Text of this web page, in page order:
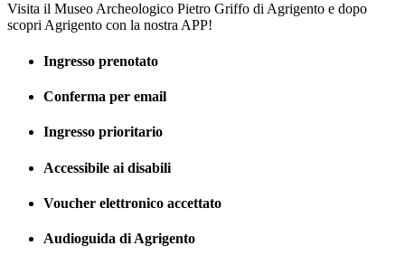
Visita il Museo Archeologico Pietro Griffo di Agrigento e dopo
scopri Agrigento con la nostra APP!
Ingresso prenotato
Conferma per email
Ingresso prioritario
Accessibile ai disabili
Voucher elettronico accettato
Audioguida di Agrigento